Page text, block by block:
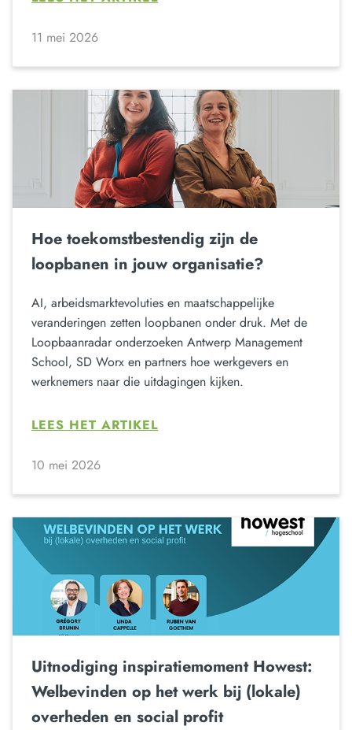
11 mei 2026
Hoe toekomstbestendig zijn de
loopbanen in jouw organisatie?
AI, arbeidsmarktevoluties en maatschappelijke
veranderingen zetten loopbanen onder druk. Met de
Loopbaanradar onderzoeken Antwerp Management
School, SD Worx en partners hoe werkgevers en
werknemers naar die uitdagingen kijken.
LEES HET ARTIKEL
10 mei 2026
Uitnodiging inspiratiemoment Howest:
Welbevinden op het werk bij (lokale)
overheden en social profit